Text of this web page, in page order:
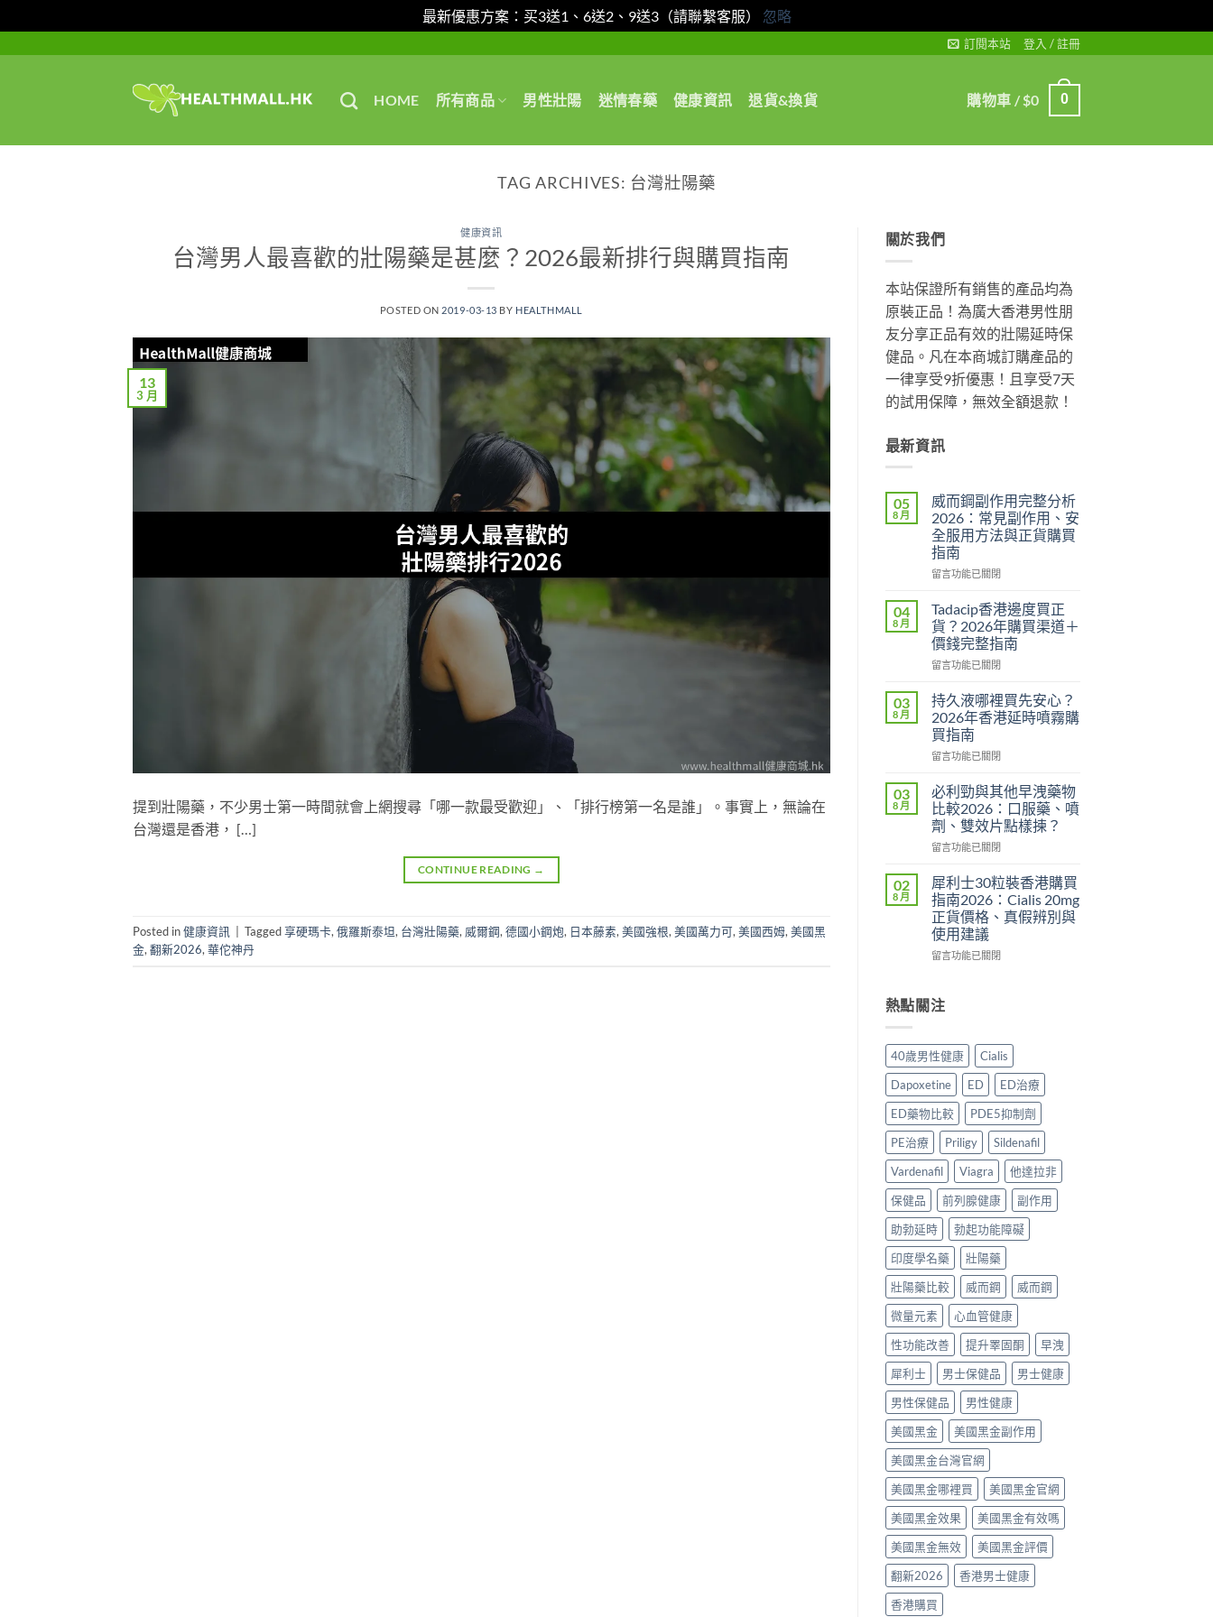
最新優惠方案：买3送1、6送2、9送3（請聯繫客服） 忽略
訂閱本站 登入 / 註冊
HOME 所有商品 男性壯陽 迷情春藥 健康資訊 退貨&換貨 購物車 /$0 0
TAG ARCHIVES: 台灣壯陽藥
健康資訊
台灣男人最喜歡的壯陽藥是甚麼？2026最新排行與購買指南
POSTED ON 2019-03-13 BY HEALTHMALL
13
3 月
提到壯陽藥，不少男士第一時間就會上網搜尋「哪一款最受歡迎」、「排行榜第一名是誰」。事實上，無論在
台灣還是香港， […]
CONTINUE READING →
Posted in健康資訊 Tagged享硬瑪卡, 俄羅斯泰坦, 台灣壯陽藥, 威爾鋼, 德國小鋼炮, 日本藤素, 美國強根, 美國萬力可, 美國西姆, 美國黑
金, 翻新2026, 華佗神丹
關於我們
本站保證所有銷售的產品均為
原裝正品！為廣大香港男性朋
友分享正品有效的壯陽延時保
健品。凡在本商城訂購產品的
一律享受9折優惠！且享受7天
的試用保障，無效全額退款！
最新資訊
05
8 月
威而鋼副作用完整分析
2026：常見副作用、安
全服用方法與正貨購買
指南
在
而
鋼
副
作
用
整
分
析
2026：
常
副
作
用、
安
全
用
方
法
與
正
貨
指
留言功能已關閉
04
8 月
Tadacip香港邊度買正
貨？2026年購買渠道＋
價錢完整指南
在
香
港
邊
度
買
貨？
2026
年
購
買
道
＋
價
錢
完
整
中
留言功能已關閉
03
8 月
持久液哪裡買先安心？
2026年香港延時噴霧購
買指南
在
久
液
哪
裡
買
安
心？
2026
年
香
港
噴
霧
買
指
南〉
中
留言功能已關閉
03
8 月
必利勁與其他早洩藥物
比較2026：口服藥、噴
劑、雙效片點樣揀？
在
利
勁
與
其
他
早
物
比
2026：
口
服
藥、
噴
劑、
效
片
點
揀？〉
中
留言功能已關閉
02
8 月
犀利士30粒裝香港購買
指南2026：Cialis 20mg
正貨價格、真假辨別與
使用建議
在
士
30
裝
香
港
購
買
指
2026：
Cialis
20mg
貨
價
格、
真
假
辨
別
與
使
用
議〉
中
留言功能已關閉
熱點關注
40歲男性健康
Cialis
Dapoxetine
ED
ED治療
ED藥物比較
PDE5抑制劑
PE治療
Priligy
Sildenafil
Vardenafil
Viagra
他達拉非
保健品
前列腺健康
副作用
助勃延時
勃起功能障礙
印度學名藥
壯陽藥
壯陽藥比較
威而鋼
威而鋼
微量元素
心血管健康
性功能改善
提升睪固酮
早洩
犀利士
男士保健品
男士健康
男性保健品
男性健康
美國黑金
美國黑金副作用
美國黑金台灣官網
美國黑金哪裡買
美國黑金官網
美國黑金效果
美國黑金有效嗎
美國黑金無效
美國黑金評價
翻新2026
香港男士健康
香港購買